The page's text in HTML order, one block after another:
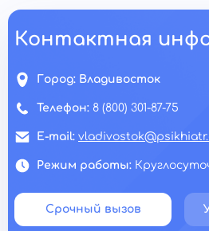
Контактная
Город: Владивосток
Телефон: 8 (800) 301-87-75
E-mail:
Режим работы:
Срочный вызов